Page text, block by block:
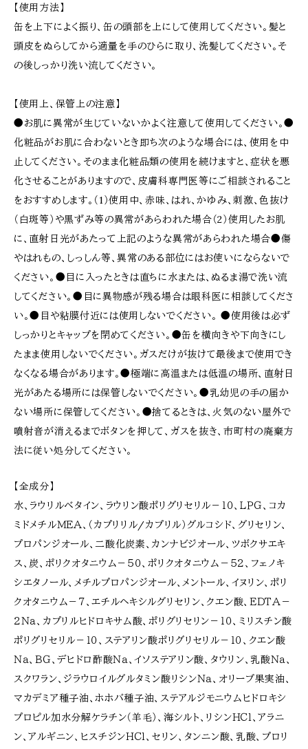
【使用方法】
缶を上下によく振り、缶の頭部を上にして使用してください。髪と
頭皮をぬらしてから適量を手のひらに取り、洗髪してください。そ
の後しっかり洗い流してください。
【使用上、保管上の注意】
●お肌に異常が生じていないかよく注意して使用してください。●
化粧品がお肌に合わないとき即ち次のような場合には、使用を中
止してください。そのまま化粧品類の使用を続けますと、症状を悪
化させることがありますので、皮膚科専門医等にご相談されること
をおすすめします。（1）使用中、赤味、はれ、かゆみ、刺激、色抜け
（白斑等）や黒ずみ等の異常があらわれた場合（2）使用したお肌
に、直射日光があたって上記のような異常があらわれた場合●傷
やはれもの、しっしん等、異常のある部位にはお使いにならないで
ください。●目に入ったときは直ちに水または、ぬるま湯で洗い流
してください。●目に異物感が残る場合は眼科医に相談してくださ
い。●目や粘膜付近には使用しないでください。 ●使用後は必ず
しっかりとキャップを閉めてください。●缶を横向きや下向きにし
たまま使用しないでください。ガスだけが抜けて最後まで使用でき
なくなる場合があります。●極端に高温または低温の場所、直射日
光があたる場所には保管しないでください。●乳幼児の手の届か
ない場所に保管してください。●捨てるときは、火気のない屋外で
噴射音が消えるまでボタンを押して、ガスを抜き、市町村の廃棄方
法に従い処分してください。
【全成分】
水、ラウリルベタイン、ラウリン酸ポリグリセリル－１０、ＬＰＧ、コカ
ミドメチルＭＥＡ、（カプリリル/カプリル）グルコシド、グリセリン、
プロパンジオール、二酸化炭素、カンナビジオール、ツボクサエキ
ス、炭、ポリクオタニウム－５０、ポリクオタニウム－５２、フェノキ
シエタノール、メチルプロパンジオール、メントール、イヌリン、ポリ
クオタニウム－７、エチルヘキシルグリセリン、クエン酸、ＥＤＴＡ－
２Ｎａ、カプリルヒドロキサム酸、ポリグリセリン－１０、ミリスチン酸
ポリグリセリル－１０、ステアリン酸ポリグリセリル－１０、クエン酸
Ｎａ、ＢＧ、デヒドロ酢酸Ｎａ、イソステアリン酸、タウリン、乳酸Ｎａ、
スクワラン、ジラウロイルグルタミン酸リシンＮａ、オリーブ果実油、
マカデミア種子油、ホホバ種子油、ステアルジモニウムヒドロキシ
プロピル加水分解ケラチン（羊毛）、海シルト、リシンＨＣｌ、アラニ
ン、アルギニン、ヒスチジンＨＣｌ、セリン、タンニン酸、乳酸、プロリ